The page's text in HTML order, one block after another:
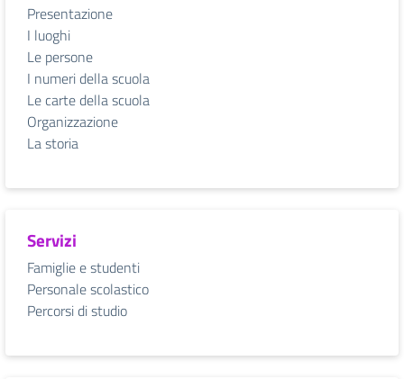
Presentazione
I luoghi
Le persone
I numeri della scuola
Le carte della scuola
Organizzazione
La storia
Servizi
Famiglie e studenti
Personale scolastico
Percorsi di studio